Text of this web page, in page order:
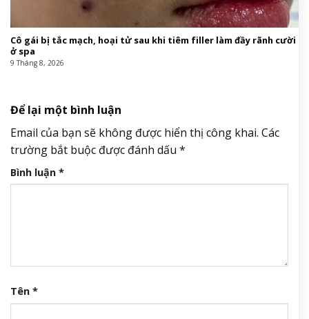
Cô gái bị tắc mạch, hoại tử sau khi tiêm filler làm đầy rãnh cười
ở spa
9 Tháng 8, 2026
Để lại một bình luận
Email của bạn sẽ không được hiển thị công khai. Các
trường bắt buộc được đánh dấu *
Bình luận *
Tên *